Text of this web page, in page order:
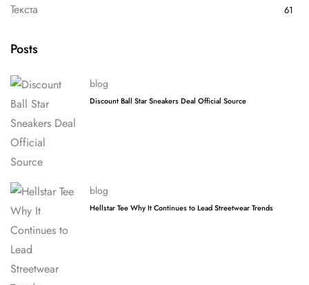
Текста 61
Posts
blog
Discount Ball Star Sneakers Deal Official Source
blog
Hellstar Tee Why It Continues to Lead Streetwear Trends